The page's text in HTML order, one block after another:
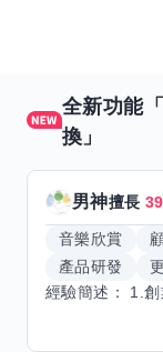
全新功能
換」
男神擅長39
音樂欣賞
產品研發